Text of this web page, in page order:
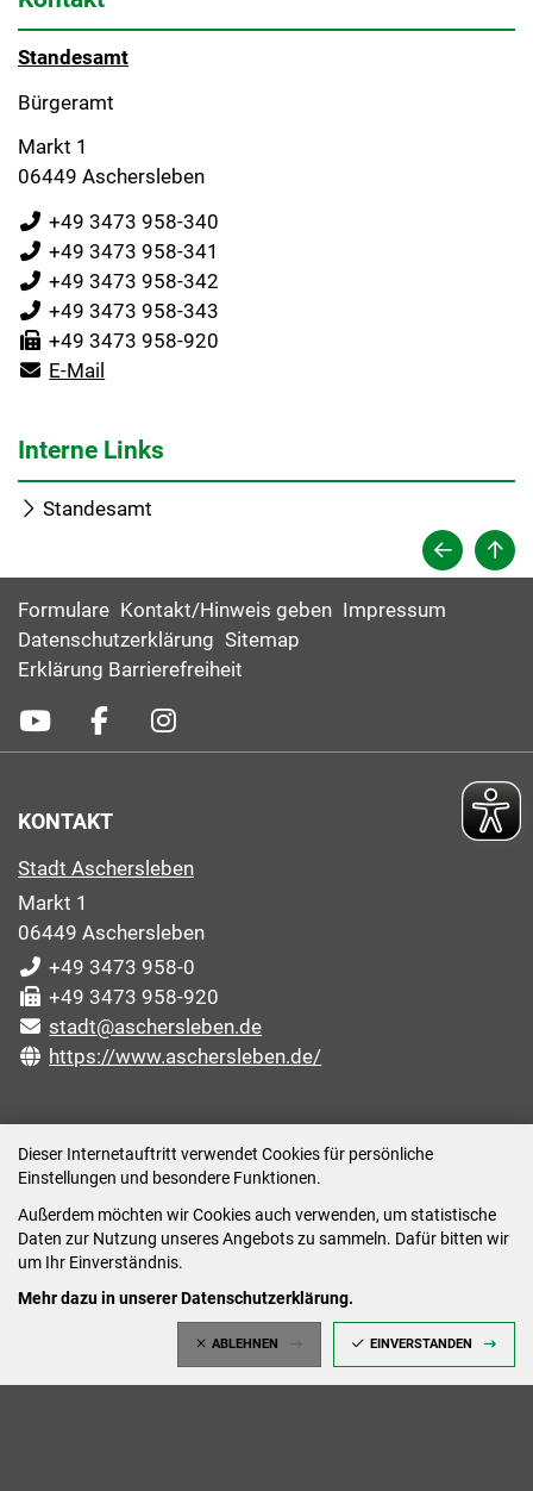
Dieser Internetauftritt verwendet Cookies für persönliche
Einstellungen und besondere Funktionen.
Außerdem möchten wir Cookies auch verwenden, um statistische
Daten zur Nutzung unseres Angebots zu sammeln. Dafür bitten wir
um Ihr Einverständnis.
Mehr dazu in unserer Datenschutzerklärung.
ABLEHNEN EINVERSTANDEN
Standesamt
Bürgeramt
Markt 1
06449 Aschersleben
+49 3473 958-340
+49 3473 958-341
+49 3473 958-342
+49 3473 958-343
+49 3473 958-920
E-Mail
Interne Links
Standesamt
Formulare Kontakt/Hinweis geben Impressum
Datenschutzerklärung Sitemap
Erklärung Barrierefreiheit
KONTAKT
Stadt Aschersleben
Markt 1
06449 Aschersleben
+49 3473 958-0
+49 3473 958-920
stadt@aschersleben.de
https://www.aschersleben.de/
Montag: 09:00-12:00 /14:00-15:00 Uhr
Dienstag: 09:00-12:00 /14:00-16:00 Uhr
Mittwoch: 09:00 - 12:00 Uhr (nach vorheriger
Donnerstag: 09:00-12:00 /14:00-18:00 Uhr
Freitag: 09:00-12:00 Uhr